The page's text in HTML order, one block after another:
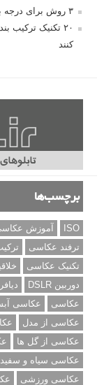
۳ روش برای درجه بندی و تنظیم دقیق رنگ در فتوشاپ
۲۰ تکنیک
کنند
برچسب‌ها
ISO آموزش
ترفند عکاسی
تکنیک عکاسی
دوربین DSLR
عکاسی
عکاسی
عکاسی از مدل
عکاسی از گل ها
عکاسی سیاه و سفید
عکاسی ورزشی